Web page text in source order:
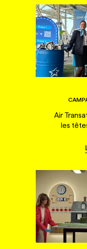
Air
les